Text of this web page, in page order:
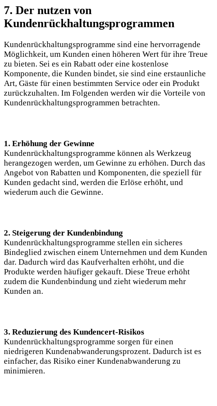
7. Der nutzen von
Kundenrückhaltungsprogrammen
Kundenrückhaltungsprogramme sind eine hervorragende
Möglichkeit, um Kunden einen höheren Wert für ihre Treue
zu bieten. Sei es ein Rabatt oder eine kostenlose
Komponente, die Kunden bindet, sie sind eine erstaunliche
Art, Gäste für einen bestimmten Service oder ein Produkt
zurückzuhalten. Im Folgenden werden wir die Vorteile von
Kundenrückhaltungsprogrammen betrachten.
1. Erhöhung der Gewinne
Kundenrückhaltungsprogramme können als Werkzeug
herangezogen werden, um Gewinne zu erhöhen. Durch das
Angebot von Rabatten und Komponenten, die speziell für
Kunden gedacht sind, werden die Erlöse erhöht, und
wiederum auch die Gewinne.
2. Steigerung der Kundenbindung
Kundenrückhaltungsprogramme stellen ein sicheres
Bindeglied zwischen einem Unternehmen und dem Kunden
dar. Dadurch wird das Kaufverhalten erhöht, und die
Produkte werden häufiger gekauft. Diese Treue erhöht
zudem die Kundenbindung und zieht wiederum mehr
Kunden an.
3. Reduzierung des Kundencert-Risikos
Kundenrückhaltungsprogramme sorgen für einen
niedrigeren Kundenabwanderungsprozent. Dadurch ist es
einfacher, das Risiko einer Kundenabwanderung zu
minimieren.